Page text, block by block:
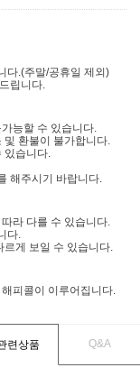
다.(주말/공휴일 제외)
립니다.
능할 수 있습니다.
환불이 불가합니다.
습니다.
해주시기 바랍니다.
라 다를 수 있습니다.
다.
게 보일 수 있습니다.
피콜이 이루어집니다.
련상품 Q&A